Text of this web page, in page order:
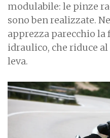
modulabile: le pinze
sono ben realizzate.
apprezza parecchio la
idraulico, che riduce
leva.